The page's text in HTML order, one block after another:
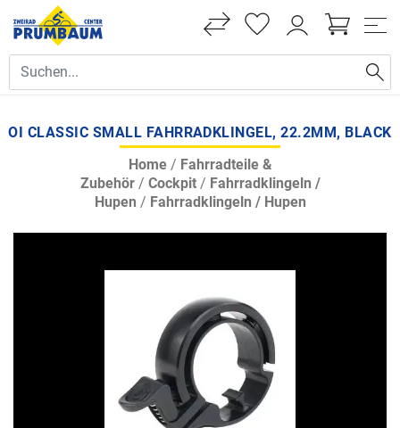
OI CLASSIC SMALL FAHRRADKLINGEL, 22.2MM, BLACK
Home/ Fahrradteile &
Zubehör/ Cockpit/ Fahrradklingeln /
Hupen / Fahrradklingeln / Hupen